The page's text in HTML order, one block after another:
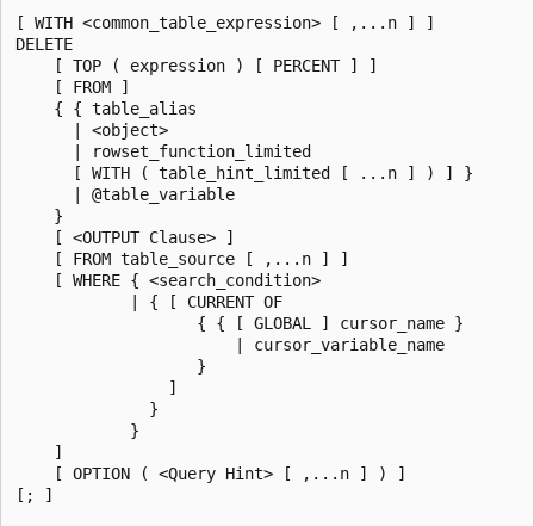
[ WITH <common_table_expression> [ ,...n ] ]
DELETE
    [ TOP ( expression ) [ PERCENT ] ]
    [ FROM ]
    { { table_alias
      | <object>
      | rowset_function_limited
      [ WITH ( table_hint_limited [ ...n ] ) ] }
      | @table_variable
    }
    [ <OUTPUT Clause> ]
    [ FROM table_source [ ,...n ] ]
    [ WHERE { <search_condition>
            | { [ CURRENT OF
                   { { [ GLOBAL ] cursor_name }
                       | cursor_variable_name
                   }
                ]
              }
            }
    ]
    [ OPTION ( <Query Hint> [ ,...n ] ) ]
[; ]